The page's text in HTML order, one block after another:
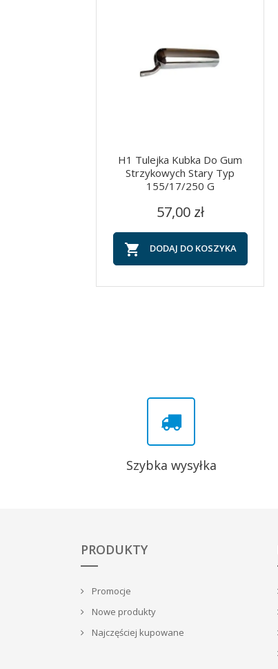
H1 Tulejka Kubka Do Gum
Strzykowych Stary Typ
155/17/250 G
Cena
57,00 zł
 DODAJ DO KOSZYKA
Szybka wysyłka
PRODUKTY
Promocje
Nowe produkty
Najczęściej kupowane